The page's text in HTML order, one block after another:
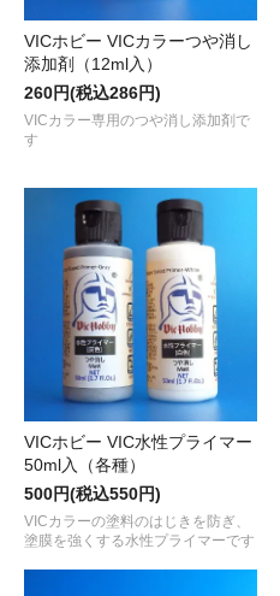
VICホビー VICカラーつや消し
添加剤（12ml入）
260円(税込286円)
VICカラー専用のつや消し添加剤で
す
VICホビー VIC水性プライマー
50ml入（各種）
500円(税込550円)
VICカラーの塗料のはじきを防ぎ、
塗膜を強くする水性プライマーです